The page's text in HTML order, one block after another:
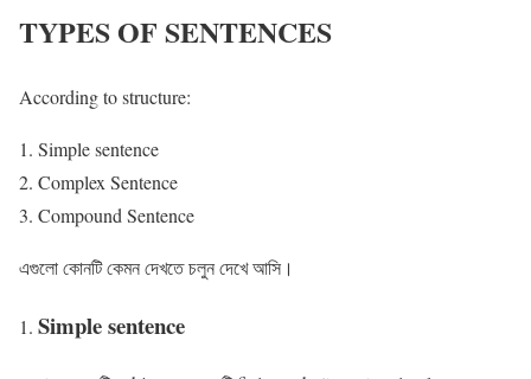
TYPES OF SENTENCES
According to structure:
Simple sentence
Complex Sentence
Compound Sentence
এগুলো কোনটি কেমন দেখতে চলুন দেখে আসি।
Simple sentence